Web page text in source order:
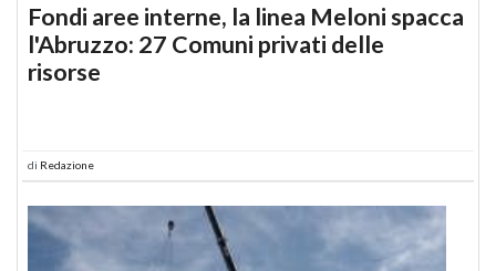
Fondi aree interne, la linea Meloni spacca
l'Abruzzo: 27 Comuni privati delle
risorse
di Redazione